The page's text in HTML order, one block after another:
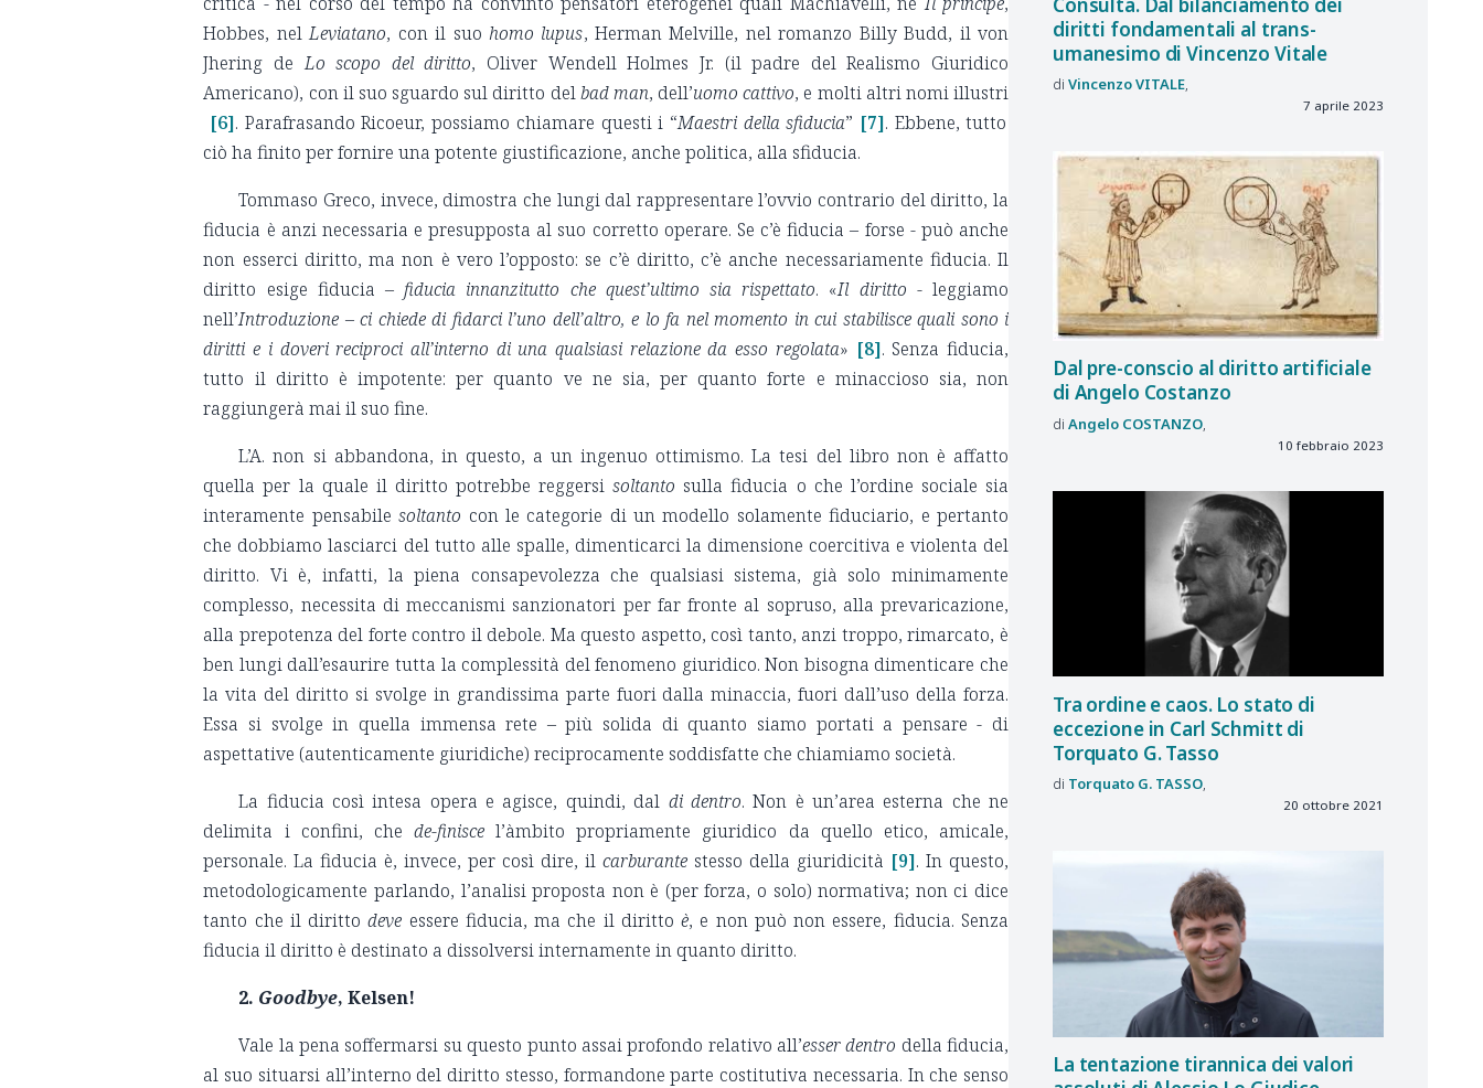
Hobbes, nelLeviatano, con il suohomo lupus, Herman Melville, nel romanzo Billy Budd, il von
Jhering deLo scopo del diritto, Oliver Wendell Holmes Jr. (il padre del Realismo Giuridico
Americano), con il suo sguardo sul diritto delbad man, dell’uomo cattivo, e molti altri nomi illustri
[6]. Parafrasando Ricoeur, possiamo chiamare questi i “Maestri della sfiducia” [7]. Ebbene, tutto
ciò ha finito per fornire una potente giustificazione, anche politica, alla sfiducia.
Tommaso Greco, invece, dimostra che lungi dal rappresentare l’ovvio contrario del diritto, la
fiducia è anzi necessaria e presupposta al suo corretto operare. Se c’è fiducia – forse - può anche
non esserci diritto, ma non è vero l’opposto: se c’è diritto, c’è anche necessariamente fiducia. Il
diritto esige fiducia –fiducia innanzitutto che quest’ultimo sia rispettato. «Il diritto - leggiamo
nell’Introduzione –ci chiede di fidarci l’uno dell’altro, e lo fa nel momento in cui stabilisce quali sono i
diritti e i doveri reciproci all’interno di una qualsiasi relazione da esso regolata» [8]. Senza fiducia,
tutto il diritto è impotente: per quanto ve ne sia, per quanto forte e minaccioso sia, non
raggiungerà mai il suo fine.
L’A. non si abbandona, in questo, a un ingenuo ottimismo. La tesi del libro non è affatto
quella per la quale il diritto potrebbe reggersisoltanto sulla fiducia o che l’ordine sociale sia
interamente pensabilesoltanto con le categorie di un modello solamente fiduciario, e pertanto
che dobbiamo lasciarci del tutto alle spalle, dimenticarci la dimensione coercitiva e violenta del
diritto. Vi è, infatti, la piena consapevolezza che qualsiasi sistema, già solo minimamente
complesso, necessita di meccanismi sanzionatori per far fronte al sopruso, alla prevaricazione,
alla prepotenza del forte contro il debole. Ma questo aspetto, così tanto, anzi troppo, rimarcato, è
ben lungi dall’esaurire tutta la complessità del fenomeno giuridico. Non bisogna dimenticare che
la vita del diritto si svolge in grandissima parte fuori dalla minaccia, fuori dall’uso della forza.
Essa si svolge in quella immensa rete – più solida di quanto siamo portati a pensare - di
aspettative (autenticamente giuridiche) reciprocamente soddisfatte che chiamiamo società.
La fiducia così intesa opera e agisce, quindi, dal di dentro. Non è un’area esterna che ne
delimita i confini, che de-finiscel’àmbito propriamente giuridico da quello etico, amicale,
personale. La fiducia è, invece, per così dire, ilcarburante stesso della giuridicità [9]. In questo,
metodologicamente parlando, l’analisi proposta non è (per forza, o solo) normativa; non ci dice
tanto che il dirittodeve essere fiducia, ma che il dirittoè, e non può non essere, fiducia. Senza
fiducia il diritto è destinato a dissolversi internamente in quanto diritto.
2. Goodbye, Kelsen!
Vale la pena soffermarsi su questo punto assai profondo relativo all’esser dentro della fiducia,
al suo situarsi all’interno del diritto stesso, formandone parte costitutiva necessaria. In che senso
diritti fondamentali al trans-
umanesimo di Vincenzo Vitale
VincenzoVITALE
7 aprile 2023
Dal pre-conscio al diritto artificiale
di Angelo Costanzo
Angelo COSTANZO
10 febbraio 2023
Tra ordine e caos. Lo stato di
eccezione in Carl Schmitt di
Torquato G. Tasso
Torquato G. TASSO
20 ottobre 2021
La tentazione tirannica dei valori